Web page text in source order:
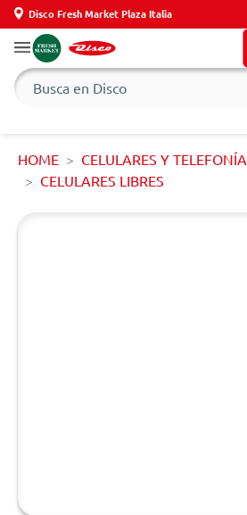
Disco Fresh Market Plaza Italia
HOME
CELULARES Y TELEFONÍA
CELULARES LIBRES